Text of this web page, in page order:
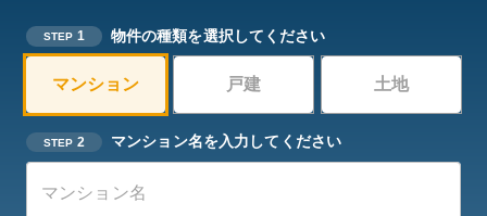
STEP 1 物件の種類を選択してください
マンション 戸建 土地
STEP 2 マンション名を入力してください